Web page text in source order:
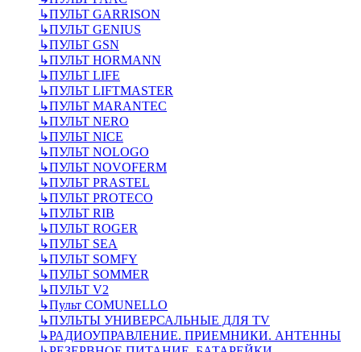
↳ПУЛЬТ GARRISON
↳ПУЛЬТ GENIUS
↳ПУЛЬТ GSN
↳ПУЛЬТ HORMANN
↳ПУЛЬТ LIFE
↳ПУЛЬТ LIFTMASTER
↳ПУЛЬТ MARANTEC
↳ПУЛЬТ NERO
↳ПУЛЬТ NICE
↳ПУЛЬТ NOLOGO
↳ПУЛЬТ NOVOFERM
↳ПУЛЬТ PRASTEL
↳ПУЛЬТ PROTECO
↳ПУЛЬТ RIB
↳ПУЛЬТ ROGER
↳ПУЛЬТ SEA
↳ПУЛЬТ SOMFY
↳ПУЛЬТ SOMMER
↳ПУЛЬТ V2
↳Пульт СOMUNELLO
↳ПУЛЬТЫ УНИВЕРСАЛЬНЫЕ ДЛЯ TV
↳РАДИОУПРАВЛЕНИЕ. ПРИЕМНИКИ. АНТЕННЫ